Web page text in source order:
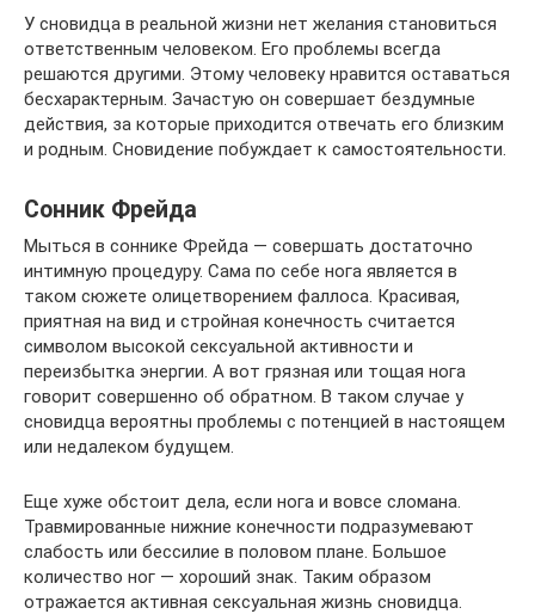
У сновидца в реальной жизни нет желания становиться
ответственным человеком. Его проблемы всегда
решаются другими. Этому человеку нравится оставаться
бесхарактерным. Зачастую он совершает бездумные
действия, за которые приходится отвечать его близким
и родным. Сновидение побуждает к самостоятельности.
Сонник Фрейда
Мыться в соннике Фрейда — совершать достаточно
интимную процедуру. Сама по себе нога является в
таком сюжете олицетворением фаллоса. Красивая,
приятная на вид и стройная конечность считается
символом высокой сексуальной активности и
переизбытка энергии. А вот грязная или тощая нога
говорит совершенно об обратном. В таком случае у
сновидца вероятны проблемы с потенцией в настоящем
или недалеком будущем.
Еще хуже обстоит дела, если нога и вовсе сломана.
Травмированные нижние конечности подразумевают
слабость или бессилие в половом плане. Большое
количество ног — хороший знак. Таким образом
отражается активная сексуальная жизнь сновидца.